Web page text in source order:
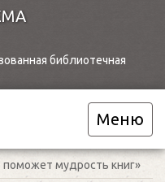
библиотечная
Меню
мудрость книг»